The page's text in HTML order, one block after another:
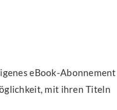
eBook-Abonnement
mit ihren Titeln